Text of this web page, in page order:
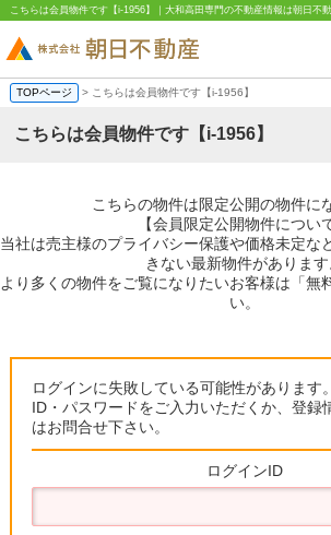
こちらは会員物件です【i-1956】｜大和高田専門の不動産情報は朝日不
TOPページ > こちらは会員物件です【i-1956】
こちらは会員物件です【i-1956】
こちらの物件は限定公開の物件に
【会員限定公開物件につい
当社は売主様のプライバシー保護や価格未定な
きない最新物件があります
より多くの物件をご覧になりたいお客様は「無
い。
ログインに失敗している可能性があります
ID・パスワードをご入力いただくか、登録
はお問合せ下さい。
ログインID